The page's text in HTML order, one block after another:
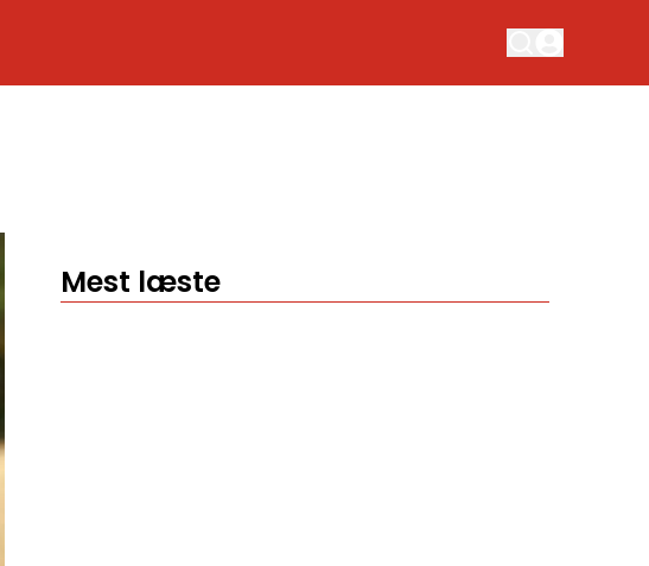
Mest læste